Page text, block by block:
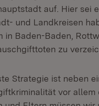
auf. Hier sei
und Landkreisen
in Baden-Baden,
zu
Strategie ist neben
vor allem